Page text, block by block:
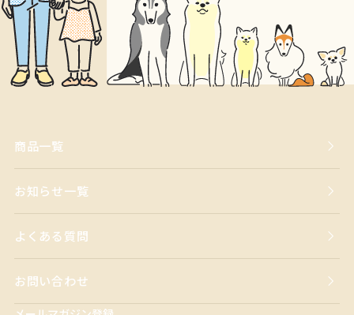
商品一覧
お知らせ一覧
よくある質問
お問い合わせ